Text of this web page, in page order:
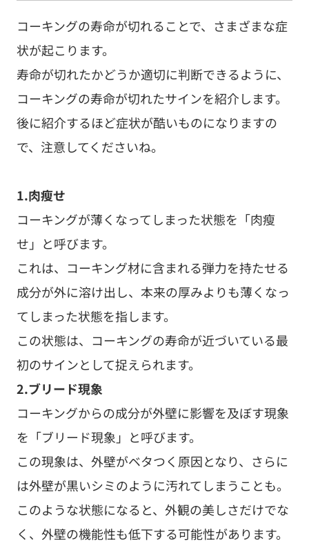
コーキングの寿命が切れることで、さまざまな症
状が起こります。
寿命が切れたかどうか適切に判断できるように、
コーキングの寿命が切れたサインを紹介します。
後に紹介するほど症状が酷いものになりますの
で、注意してくださいね。
1.肉瘦せ
コーキングが薄くなってしまった状態を「肉瘦
せ」と呼びます。
これは、コーキング材に含まれる弾力を持たせる
成分が外に溶け出し、本来の厚みよりも薄くなっ
てしまった状態を指します。
この状態は、コーキングの寿命が近づいている最
初のサインとして捉えられます。
2.ブリード現象
コーキングからの成分が外壁に影響を及ぼす現象
を「ブリード現象」と呼びます。
この現象は、外壁がベタつく原因となり、さらに
は外壁が黒いシミのように汚れてしまうことも。
このような状態になると、外観の美しさだけでな
く、外壁の機能性も低下する可能性があります。